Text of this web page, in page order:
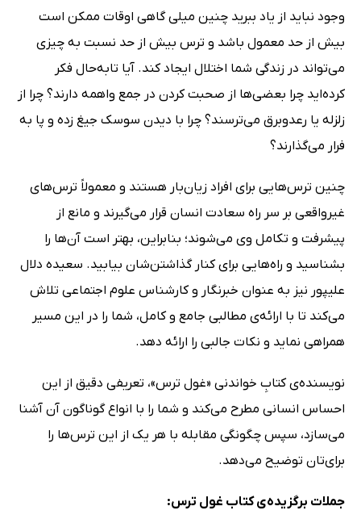
وجود نباید از یاد ببرید چنین میلی گاهی اوقات ممکن است
بیش از حد معمول باشد و ترس بیش از حد نسبت به چیزی
می‌تواند در زندگی شما اختلال ایجاد کند. آیا تابه‌حال فکر
کرده‌اید چرا بعضی‌ها از صحبت کردن در جمع واهمه دارند؟ چرا از
زلزله یا رعدوبرق می‌ترسند؟ چرا با دیدن سوسک جیغ زده و پا‌ به‌
فرار می‌گذارند؟
چنین ترس‌هایی برای افراد زیان‌بار هستند و معمولاً ترس‌های
غیرواقعی بر سر راه سعادت انسان قرار می‌گیرند و مانع از
پیشرفت و تکامل وی می‌شوند؛ بنابراین، بهتر است آن‌ها را
بشناسید و راه‌هایی برای کنار گذاشتن‌شان بیابید. سعیده دلال
علیپور نیز به عنوان خبرنگار و کارشناس علوم اجتماعی تلاش
می‌کند تا با ارائه‌ی مطالبی جامع و کامل، شما را در این مسیر
همراهی نماید و نکات جالبی را ارائه دهد.
نویسنده‌ی کتابِ خواندنی «غول ترس»، تعریفی دقیق از این
احساس انسانی مطرح می‌کند و شما را با انواع گوناگون آن آشنا
می‌سازد، سپس چگونگی مقابله با هر یک از این ترس‌ها را
برای‌تان توضیح می‌دهد.
جملات برگزیده‌ی کتاب غول ترس: